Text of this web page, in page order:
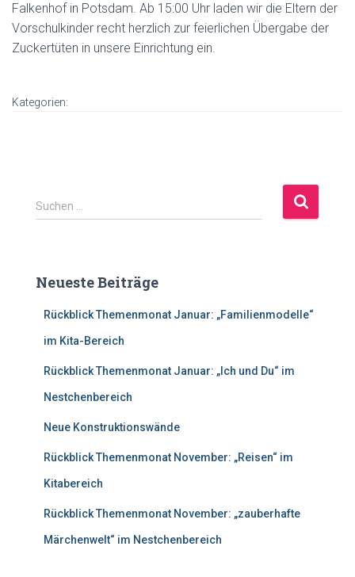
Falkenhof in Potsdam. Ab 15:00 Uhr laden wir die Eltern der
Vorschulkinder recht herzlich zur feierlichen Übergabe der
Zuckertüten in unsere Einrichtung ein.
Kategorien:
S
u
n
Suchen …
Neueste Beiträge
Rückblick Themenmonat Januar: „Familienmodelle“
im Kita-Bereich
Rückblick Themenmonat Januar: „Ich und Du“ im
Nestchenbereich
Neue Konstruktionswände
Rückblick Themenmonat November: „Reisen“ im
Kitabereich
Rückblick Themenmonat November: „zauberhafte
Märchenwelt“ im Nestchenbereich